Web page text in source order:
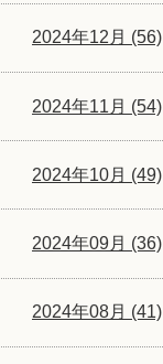
2024年12月 (56)
2024年11月 (54)
2024年10月 (49)
2024年09月 (36)
2024年08月 (41)